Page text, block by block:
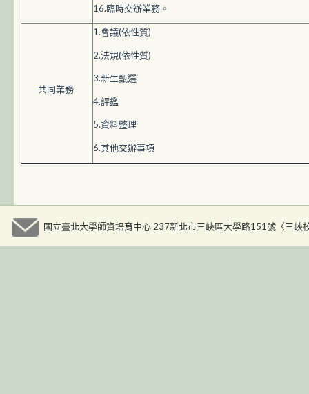
16.臨時交辦業務。
共同業務
1.會議(依性質)
2.法規(依性質)
3.新生甄選
4.評鑑
5.資料整理
6.其他交辦事項
國立臺北大學師資培育中心 237新北市三峽區大學路151號〈三